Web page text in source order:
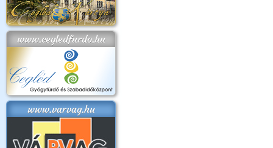
www.cegledfurdo.hu
www.varvag.hu